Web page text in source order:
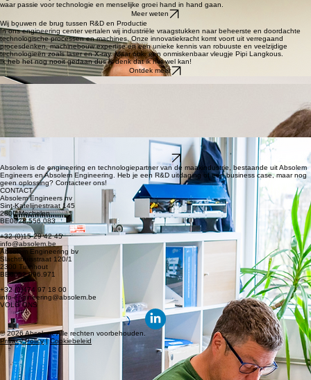
02
In-house engineering en technologiepartner
ABSOLEM ENGINEERING
In ons engineering center realiseren wij in nauwe samenwerking met de klant
procesontwikkelings- en machinebouwprojecten. Dit over verschillende sectoren heen. Bruggen
bouwen tussen R&D en productie, dat is wat we doen.
Ontdek Engineering
over absolem
Expertise op de juiste plek én co-creatie onder ons dak. Absolem is een multidisciplinair
ingenieursbedrijf
waar passie voor technologie en menselijke groei hand in hand gaan.
Wij bouwen de brug tussen R&D en Productie
In ons engineering center vertalen wij industriële vraagstukken naar beheerste en doordachte
technologische processen en machines. Onze innovatiekracht komt voort uit verregaand
procesdenken, machinebouw expertise en een unieke kennis van robuuste en veelzijdige
technologieën zoals laser en X-ray. Maar ook: een onmiskenbaar vleugje Pipi Langkous.
Ik heb het nog nooit gedaan dus ik denk dat ik het wel kan!
[03] BIEDEN KORTE EN LANGE TERMIJN ONDERSTEUNING
[04] ZIJN INZETBAAR IN UITEENLOPENDE TECHNOLOGISCHE SECTOREN
Engineering Consultants met skills én persoonlijkheid
Geen rekruterings- of uitzendkantoor, maar een ingenieursbedrijf dat hooggekwalificeerde
engineers rechtstreeks in uw organisatie plaatst.
Wij begrijpen uw uitdagingen en denken mee met jouw bedrijf. Ons antwoord: flexibele project
sourcing die aansluit bij uw ambities en organisatiecultuur.
[01] DENKEN MEE MET UW ORGANISATIE
[02] WORDEN GEMATCHT OP SKILLS EN PERSOONLIJKHEID
Absolem is de engineering en technologiepartner van de maakindustrie, bestaande uit Absolem
Engineers en Absolem Engineering. Heb je een R&D uitdaging of een business case, maar nog
geen oplossing? Contacteer ons!
CONTACT
Absolem Engineers nv
Sint-Katelijnestraat 145
2800 Mechelen
BE0828.556.083
+32 (0)15 29 42 45
info@absolem.be
Absolem Engineering bv
Slachthuisstraat 120/1
2300 Turnhout
BE0652.996.971
+32 (0)474 97 18 00
info-engineering@absolem.be